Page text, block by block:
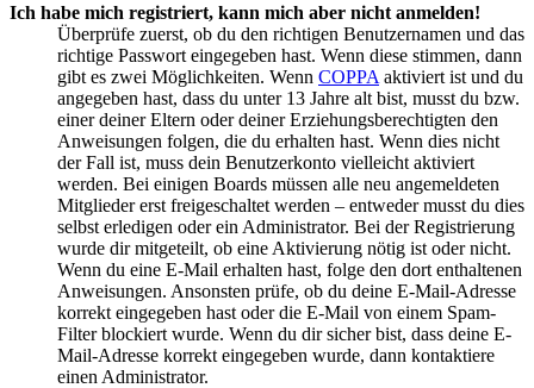
Ich habe mich registriert, kann mich aber nicht anmelden!
Überprüfe zuerst, ob du den richtigen Benutzernamen und das
richtige Passwort eingegeben hast. Wenn diese stimmen, dann
gibt es zwei Möglichkeiten. Wenn COPPA aktiviert ist und du
angegeben hast, dass du unter 13 Jahre alt bist, musst du bzw.
einer deiner Eltern oder deiner Erziehungsberechtigten den
Anweisungen folgen, die du erhalten hast. Wenn dies nicht
der Fall ist, muss dein Benutzerkonto vielleicht aktiviert
werden. Bei einigen Boards müssen alle neu angemeldeten
Mitglieder erst freigeschaltet werden – entweder musst du dies
selbst erledigen oder ein Administrator. Bei der Registrierung
wurde dir mitgeteilt, ob eine Aktivierung nötig ist oder nicht.
Wenn du eine E-Mail erhalten hast, folge den dort enthaltenen
Anweisungen. Ansonsten prüfe, ob du deine E-Mail-Adresse
korrekt eingegeben hast oder die E-Mail von einem Spam-
Filter blockiert wurde. Wenn du dir sicher bist, dass deine E-
Mail-Adresse korrekt eingegeben wurde, dann kontaktiere
einen Administrator.